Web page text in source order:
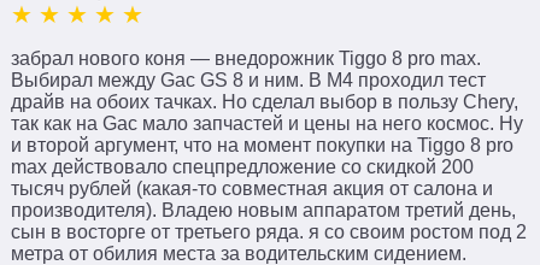
забрал нового коня — внедорожник Tiggo 8 pro max.
Выбирал между Gac GS 8 и ним. В М4 проходил тест
драйв на обоих тачках. Но сделал выбор в пользу Chery,
так как на Gac мало запчастей и цены на него космос. Ну
и второй аргумент, что на момент покупки на Tiggo 8 pro
max действовало спецпредложение со скидкой 200
тысяч рублей (какая-то совместная акция от салона и
производителя). Владею новым аппаратом третий день,
сын в восторге от третьего ряда. я со своим ростом под 2
метра от обилия места за водительским сидением.